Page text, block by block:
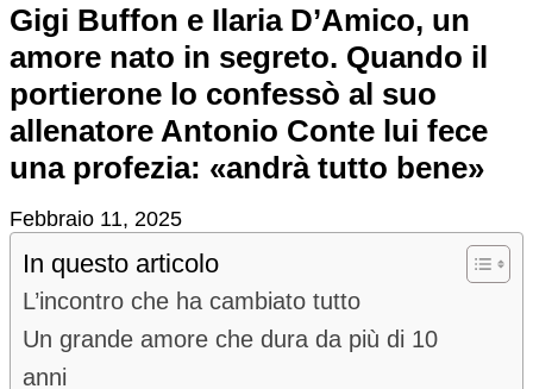
Gigi Buffon e Ilaria D’Amico, un
amore nato in segreto. Quando il
portierone lo confessò al suo
allenatore Antonio Conte lui fece
una profezia: «andrà tutto bene»
Febbraio 11, 2025
In questo articolo
L’incontro che ha cambiato tutto
Un grande amore che dura da più di 10
anni